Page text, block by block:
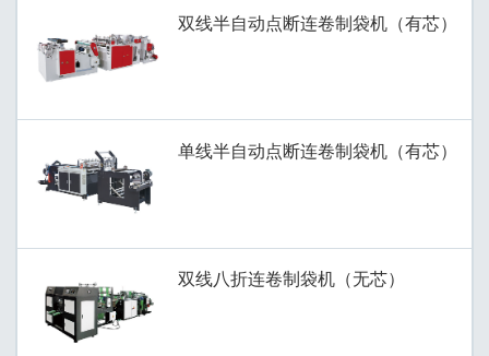
双线半自动点断连卷制袋机（有芯）
单线半自动点断连卷制袋机（有芯）
双线八折连卷制袋机（无芯）